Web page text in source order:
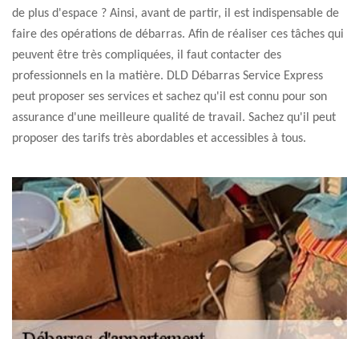
de plus d'espace ? Ainsi, avant de partir, il est indispensable de
faire des opérations de débarras. Afin de réaliser ces tâches qui
peuvent être très compliquées, il faut contacter des
professionnels en la matière. DLD Débarras Service Express
peut proposer ses services et sachez qu'il est connu pour son
assurance d'une meilleure qualité de travail. Sachez qu'il peut
proposer des tarifs très abordables et accessibles à tous.